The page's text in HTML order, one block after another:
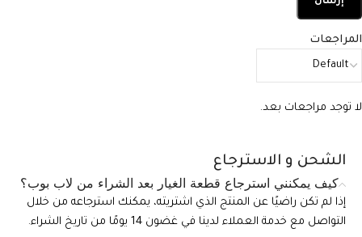
المراجعات
لا توجد مراجعات بعد.
الشحن و الاسترجاع
كيف يمكنني استرجاع قطعة الغيار بعد الشراء من لاب بوب؟
إذا لم تكن راضيًا عن المنتج الذي اشتريته، يمكنك استرجاعه من خلال
التواصل مع خدمة العملاء لدينا في غضون 14 يومًا من تاريخ الشراء.